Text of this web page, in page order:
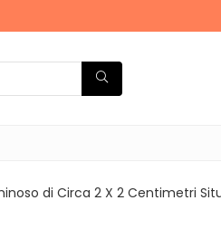
di Circa 2 X 2 Centimetri